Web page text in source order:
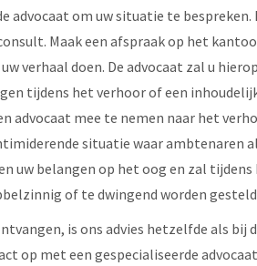
advocaat om uw situatie te bespreken.
Maak een afspraak op het
verhaal doen. De advocaat zal u
tijdens het verhoor of een
advocaat mee te nemen naar het
situatie waar ambtenaren
uw belangen op het oog en zal
of te dwingend worden
is ons advies hetzelfde als bij
op met een gespecialiseerde